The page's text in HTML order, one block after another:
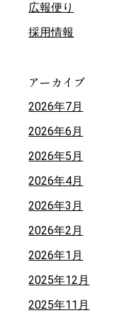
広報便り
採用情報
アーカイブ
2026年7月
2026年6月
2026年5月
2026年4月
2026年3月
2026年2月
2026年1月
2025年12月
2025年11月